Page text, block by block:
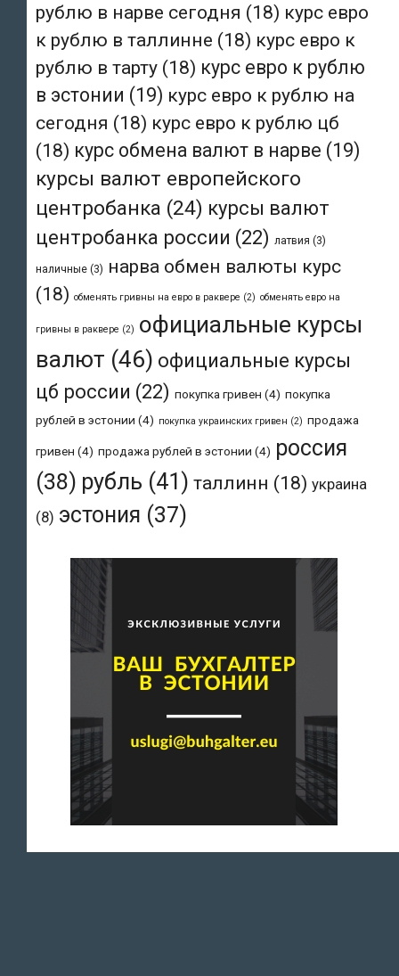
рублю в нарве сегодня (18) курс евро
к рублю в таллинне (18) курс евро к
рублю в тарту (18) курс евро к рублю
в эстонии (19) курс евро к рублю на
сегодня (18) курс евро к рублю цб
(18) курс обмена валют в нарве (19)
курсы валют европейского
центробанка (24) курсы валют
центробанка россии (22) латвия (3)
наличные (3) нарва обмен валюты курс
(18) обменять гривны на евро в раквере (2) обменять евро на
гривны в раквере (2) официальные курсы
валют (46) официальные курсы
цб россии (22) покупка гривен (4) покупка
рублей в эстонии (4) покупка украинских гривен (2) продажа
гривен (4) продажа рублей в эстонии (4) россия
(38) рубль (41) таллинн (18) украина
(8) эстония (37)